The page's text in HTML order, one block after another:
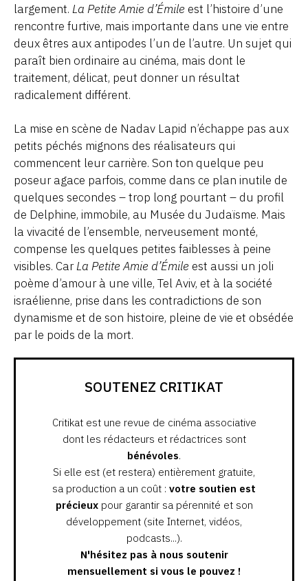
largement. La Petite Amie d’Émile est l’histoire d’une
rencontre furtive, mais importante dans une vie entre
deux êtres aux antipodes l’un de l’autre. Un sujet qui
paraît bien ordinaire au cinéma, mais dont le
traitement, délicat, peut donner un résultat
radicalement différent.
La mise en scène de Nadav Lapid n’échappe pas aux
petits péchés mignons des réalisateurs qui
commencent leur carrière. Son ton quelque peu
poseur agace parfois, comme dans ce plan inutile de
quelques secondes – trop long pourtant – du profil
de Delphine, immobile, au Musée du Judaïsme. Mais
la vivacité de l’ensemble, nerveusement monté,
compense les quelques petites faiblesses à peine
visibles. CarLa Petite Amie d’Émile est aussi un joli
poème d’amour à une ville, Tel Aviv, et à la société
israélienne, prise dans les contradictions de son
dynamisme et de son histoire, pleine de vie et obsédée
par le poids de la mort.
SOUTENEZ CRITIKAT
Critikat est une revue de cinéma associative
dont les rédacteurs et rédactrices sont
bénévoles.
Si elle est (et restera) entièrement gratuite,
sa production a un coût : votre soutien est
précieuxpour garantir sa pérennité et son
développement (site Internet, vidéos,
podcasts...).
N'hésitez pas à nous soutenir
mensuellement si vous le pouvez !